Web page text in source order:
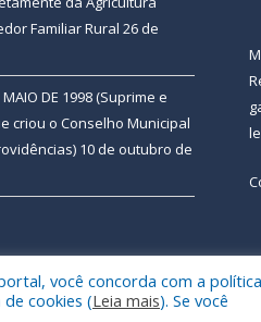
Familiar Rural 26 de
MAIO DE 1998 (Suprime e
criou o Conselho Municipal
10 de outubro de
Mapa do Site
você concorda com a
cookies (Leia mais). Se você